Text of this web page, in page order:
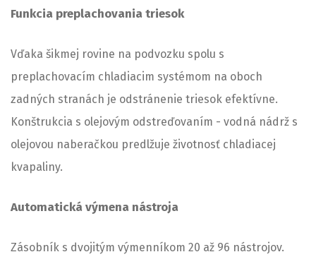
Funkcia preplachovania triesok
Vďaka šikmej rovine na podvozku spolu s
preplachovacím chladiacim systémom na oboch
zadných stranách je odstránenie triesok efektívne.
Konštrukcia s olejovým odstreďovaním - vodná nádrž s
olejovou naberačkou predlžuje životnosť chladiacej
kvapaliny.
Automatická výmena nástroja
Zásobník s dvojitým výmenníkom 20 až 96 nástrojov.